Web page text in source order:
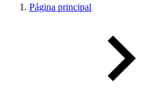
Página principal